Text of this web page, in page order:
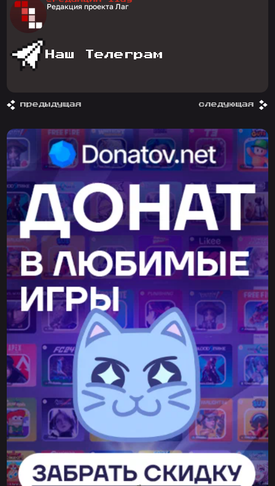
Редакция проекта Лаг
Наш Телеграм
предыдущая следующая